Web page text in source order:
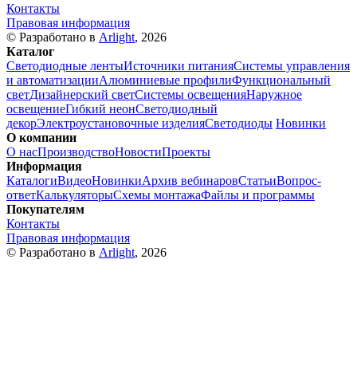
Контакты
Правовая информация
© Разработано в Arlight, 2026
Каталог
Светодиодные лентыИсточники питанияСистемы управления
и автоматизацииАлюминиевые профилиФункциональный
светДизайнерский светСистемы освещенияНаружное
освещениеГибкий неонСветодиодный
декорЭлектроустановочные изделияСветодиоды Новинки
О компании
О насПроизводствоНовостиПроекты
Информация
КаталогиВидеоНовинкиАрхив вебинаровСтатьиВопрос-
ответКалькуляторыСхемы монтажаФайлы и программы
Покупателям
Контакты
Правовая информация
© Разработано в Arlight, 2026